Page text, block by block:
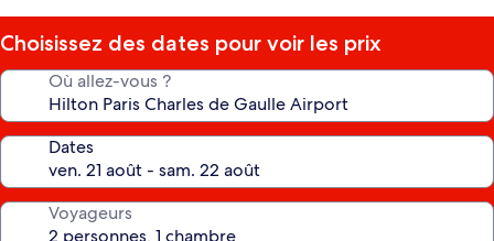
Choisissez des dates pour voir les prix
Où allez-vous ?
Dates
Voyageurs